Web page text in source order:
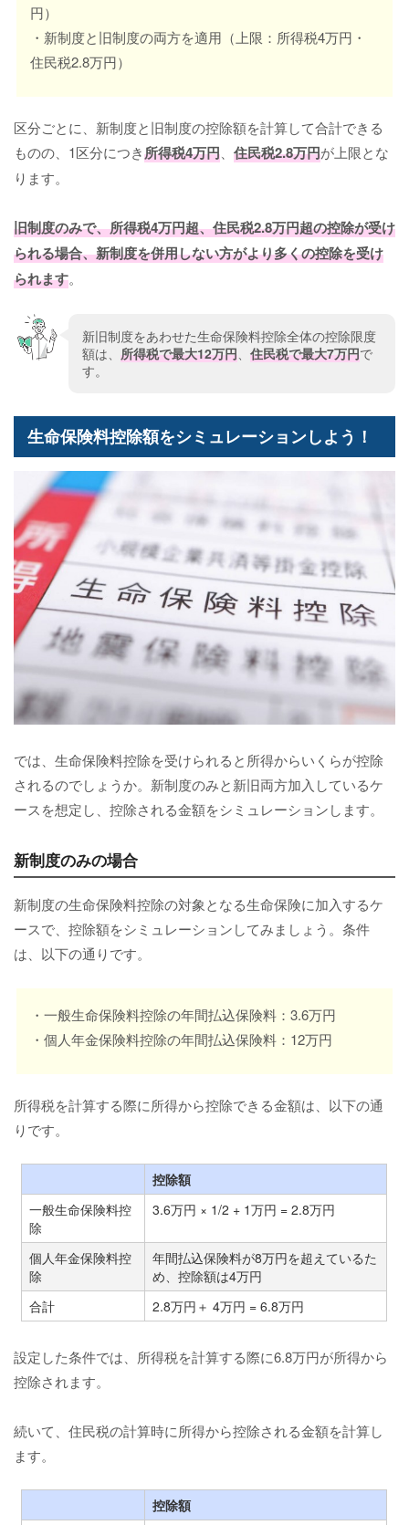
円）
・新制度と旧制度の両方を適用（上限：所得税4万円・
住民税2.8万円）
区分ごとに、新制度と旧制度の控除額を計算して合計できる
ものの、1区分につき所得税4万円、 住民税2.8万円が上限とな
ります。
旧制度のみで、所得税4万円超、住民税2.8万円超の控除が受け
られる場合、新制度を併用しない方がより多くの控除を受け
られます。
新旧制度をあわせた生命保険料控除全体の控除限度
額は、 所得税で最大12万円、 住民税で最大7万円で
す。
生命保険料控除額をシミュレーションしよう！
では、生命保険料控除を受けられると所得からいくらが控除
されるのでしょうか。新制度のみと新旧両方加入しているケ
ースを想定し、控除される金額をシミュレーションします。
新制度のみの場合
新制度の生命保険料控除の対象となる生命保険に加入するケ
ースで、控除額をシミュレーションしてみましょう。条件
は、以下の通りです。
・一般生命保険料控除の年間払込保険料：3.6万円
・個人年金保険料控除の年間払込保険料：12万円
所得税を計算する際に所得から控除できる金額は、以下の通
りです。
控除額
一般生命保険料控
除
3.6万円 × 1/2 + 1万円 = 2.8万円
個人年金保険料控
除
年間払込保険料が8万円を超えているた
め、控除額は4万円
合計
2.8万円＋ 4万円 = 6.8万円
設定した条件では、所得税を計算する際に6.8万円が所得から
控除されます。
続いて、住民税の計算時に所得から控除される金額を計算し
ます。
控除額